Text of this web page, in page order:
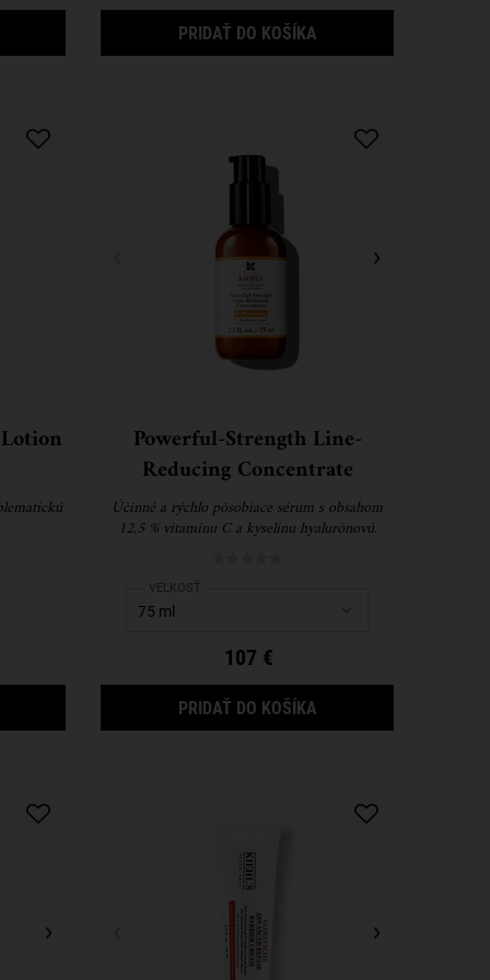
MASTER HYDRATIZING MINIS DARČEKOVÝ SET
PRIDAŤ DO KOŠÍKA
BLUE ASTRINGENT HERBAL LOTION
Powerful-Strength Line-
Reducing Concentrate
Účinné a rýchlo pôsobiace sérum s obsahom
12,5 % vitamínu C a kyselinu hyalurónovú.
Select a
VEĽKOSŤ
107 €
PRIDAŤ DO KOŠÍKA